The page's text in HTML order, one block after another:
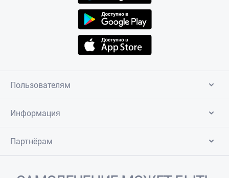
Пользователям
Информация
Партнёрам